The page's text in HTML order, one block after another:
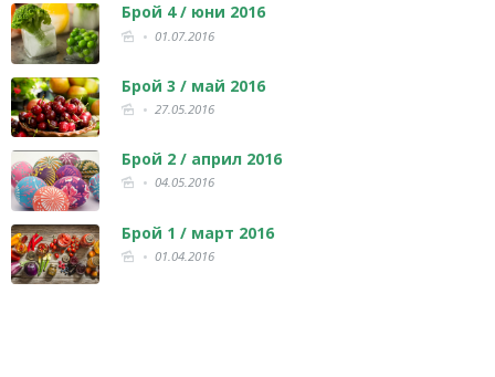
Брой 4 / юни 2016
01.07.2016
Брой 3 / май 2016
27.05.2016
Брой 2 / април 2016
04.05.2016
Брой 1 / март 2016
01.04.2016